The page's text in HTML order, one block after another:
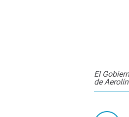
El
de